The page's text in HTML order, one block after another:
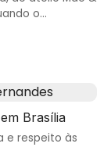
o…
Brasília
e respeito às